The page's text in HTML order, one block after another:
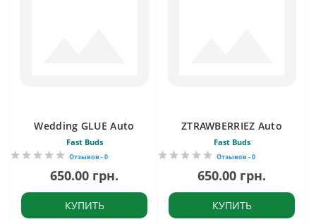
Wedding GLUE Auto
Fast Buds
Отзывов - 0
650.00 грн.
КУПИТЬ
ZTRAWBERRIEZ Auto
Fast Buds
Отзывов - 0
650.00 грн.
КУПИТЬ